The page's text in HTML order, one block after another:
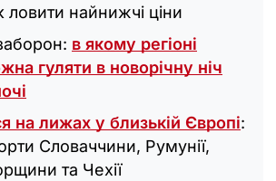
ловити найнижчі ціни
в якому регіоні
гуляти в новорічну ніч
на лижах у близькій Європі:
Словаччини, Румунії,
та Чехії